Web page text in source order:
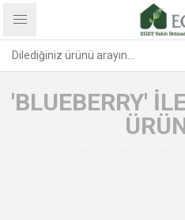
'BLUEBERRY'